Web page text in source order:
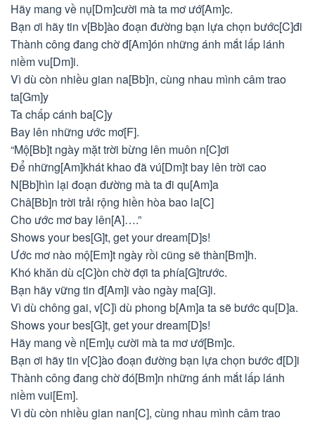
Hãy mang về nụ[Dm]cười mà ta mơ ướ[Am]c.
Bạn ơi hãy tin v[Bb]ào đoạn đường bạn lựa chọn bước[C]đi
Thành công đang chờ đ[Am]ón những ánh mắt lấp lánh
niềm vu[Dm]i.
Vì dù còn nhiều gian na[Bb]n, cùng nhau mình câm trao
ta[Gm]y
Ta chấp cánh ba[C]y
Bay lên những ước mơ[F].
“Mộ[Bb]t ngày mặt trời bừng lên muôn n[C]ơi
Để những[Am]khát khao đã vú[Dm]t bay lên trời cao
N[Bb]hìn lại đoạn đường mà ta đi qu[Am]a
Châ[Bb]n trời trải rộng hiền hòa bao la[C]
Cho ước mơ bay lên[A]….”
Shows your bes[G]t, get your dream[D]s!
Ước mơ nào mộ[Em]t ngày rồi cũng sẽ thàn[Bm]h.
Khó khăn dù c[C]òn chờ đợi ta phía[G]trước.
Bạn hãy vững tin đ[Am]i vào ngày ma[G]i.
Vì dù chông gai, v[C]ì dù phong b[Am]a ta sẽ bước qu[D]a.
Shows your bes[G]t, get your dream[D]s!
Hãy mang về n[Em]ụ cười mà ta mơ ướ[Bm]c.
Bạn ơi hãy tin v[C]ào đoạn đường bạn lựa chọn bước đ[D]i
Thành công đang chờ đó[Bm]n những ánh mắt lấp lánh
niềm vui[Em].
Vì dù còn nhiều gian nan[C], cùng nhau mình câm trao